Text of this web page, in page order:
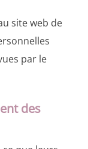
site web de
par le
des